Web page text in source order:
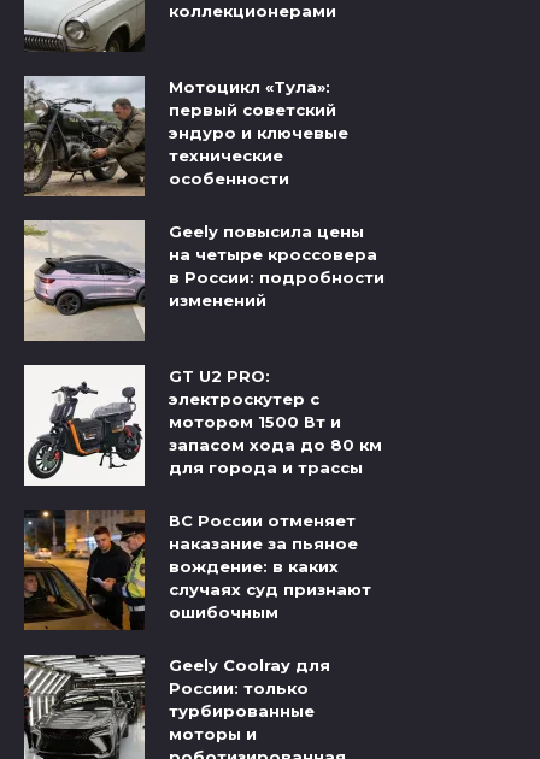
коллекционерами
Мотоцикл «Тула»:
первый советский
эндуро и ключевые
технические
особенности
Geely повысила цены
на четыре кроссовера
в России: подробности
изменений
GT U2 PRO:
электроскутер с
мотором 1500 Вт и
запасом хода до 80 км
для города и трассы
ВС России отменяет
наказание за пьяное
вождение: в каких
случаях суд признают
ошибочным
Geely Coolray для
России: только
турбированные
моторы и